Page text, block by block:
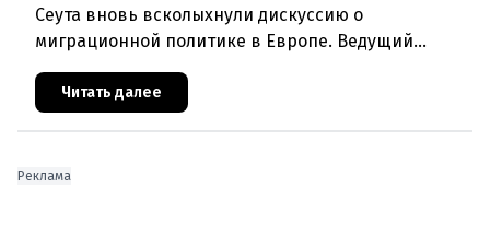
Сеута вновь всколыхнули дискуссию о
миграционной политике в Европе. Ведущий
эксперт по миграции Джеральд Кнаус, один из
архитекторов соглашения ЕС-Турция 2016
Читать далее
Реклама